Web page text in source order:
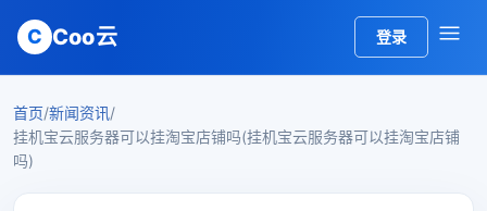
C Coo云 登录
首页/新闻资讯/
挂机宝云服务器可以挂淘宝店铺吗(挂机宝云服务器可以挂淘宝店铺
吗)